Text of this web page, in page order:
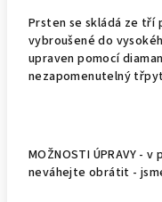
Prsten se skládá ze tří
vybroušené do
upraven pomocí
nezapomenutelný
MOŽNOSTI ÚPRAVY -
neváhejte obrátit -